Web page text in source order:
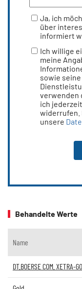
Ja, ich
über
informiert
Ich willige
meine
sowie
verwenden
ich
widerrufen.
unsere
Behandelte Werte
Name
DT.BOERSE COM. XETRA-